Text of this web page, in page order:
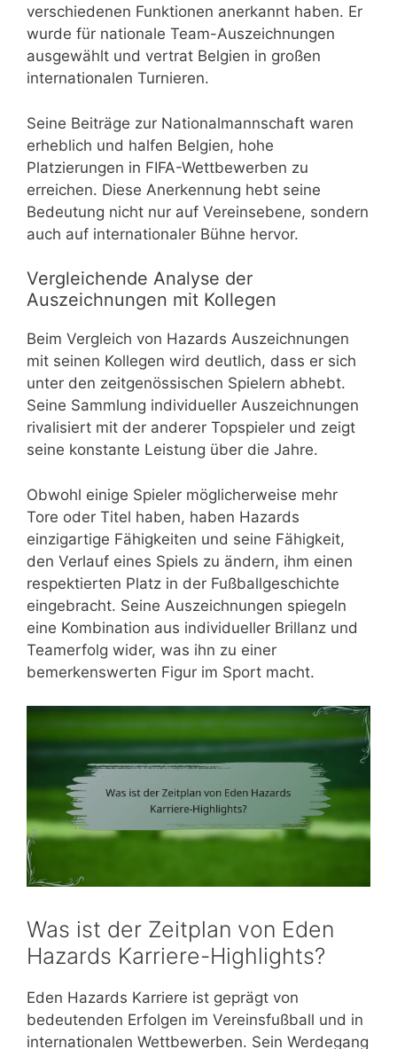
verschiedenen Funktionen anerkannt haben. Er
wurde für nationale Team-Auszeichnungen
ausgewählt und vertrat Belgien in großen
internationalen Turnieren.
Seine Beiträge zur Nationalmannschaft waren
erheblich und halfen Belgien, hohe
Platzierungen in FIFA-Wettbewerben zu
erreichen. Diese Anerkennung hebt seine
Bedeutung nicht nur auf Vereinsebene, sondern
auch auf internationaler Bühne hervor.
Vergleichende Analyse der
Auszeichnungen mit Kollegen
Beim Vergleich von Hazards Auszeichnungen
mit seinen Kollegen wird deutlich, dass er sich
unter den zeitgenössischen Spielern abhebt.
Seine Sammlung individueller Auszeichnungen
rivalisiert mit der anderer Topspieler und zeigt
seine konstante Leistung über die Jahre.
Obwohl einige Spieler möglicherweise mehr
Tore oder Titel haben, haben Hazards
einzigartige Fähigkeiten und seine Fähigkeit,
den Verlauf eines Spiels zu ändern, ihm einen
respektierten Platz in der Fußballgeschichte
eingebracht. Seine Auszeichnungen spiegeln
eine Kombination aus individueller Brillanz und
Teamerfolg wider, was ihn zu einer
bemerkenswerten Figur im Sport macht.
Was ist der Zeitplan von Eden
Hazards Karriere-Highlights?
Eden Hazards Karriere ist geprägt von
bedeutenden Erfolgen im Vereinsfußball und in
internationalen Wettbewerben. Sein Werdegang